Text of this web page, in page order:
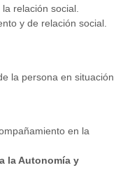
relación social.
y de relación social.
la persona en situación
en la
la Autonomía y